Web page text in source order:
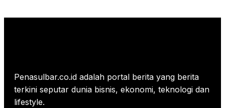
Penasulbar.co.id adalah portal berita yang berita
terkini seputar dunia bisnis, ekonomi, teknologi dan
lifestyle.